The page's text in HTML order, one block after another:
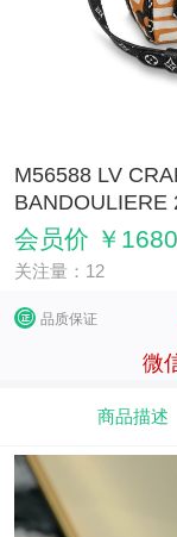
M56588 LV
BANDOULIERE
会员价 ￥
关注量：12
品质保证
微
商品描述